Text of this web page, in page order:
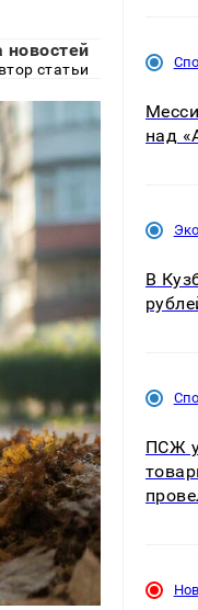
статьи
над
В
ПСЖ